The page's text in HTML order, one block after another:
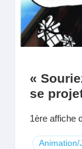
«
se
1ère affiche
Animation/